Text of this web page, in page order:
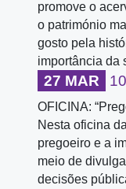
promove o
o património
gosto pela
importância da
27 MAR
OFICINA:
Nesta oficina
pregoeiro e a
meio de
decisões